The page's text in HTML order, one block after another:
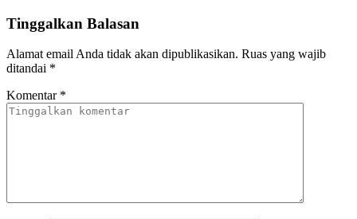
Tinggalkan Balasan
Alamat email Anda tidak akan dipublikasikan. Ruas yang wajib
ditandai *
Komentar *